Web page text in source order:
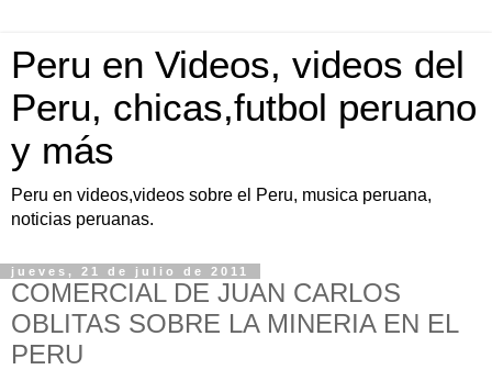
Peru en Videos, videos del
Peru, chicas,futbol peruano
y más
Peru en videos,videos sobre el Peru, musica peruana,
noticias peruanas.
jueves, 21 de julio de 2011
COMERCIAL DE JUAN CARLOS
OBLITAS SOBRE LA MINERIA EN EL
PERU